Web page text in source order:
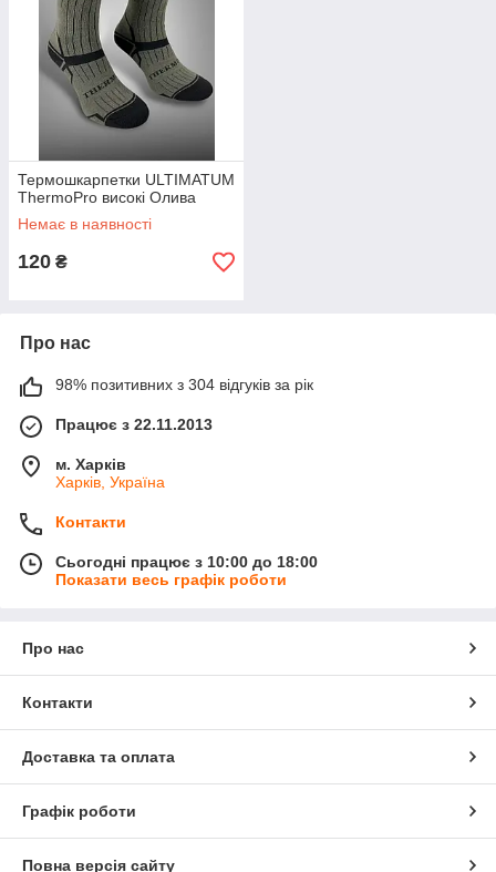
Термошкарпетки ULTIMATUM
ThermoPro високі Олива
Немає в наявності
120 ₴
Про нас
98% позитивних з 304 відгуків за рік
Працює з 22.11.2013
м. Харків
Харків, Україна
Контакти
Сьогодні працює з 10:00 до 18:00
Показати весь графік роботи
Про нас
Контакти
Доставка та оплата
Графік роботи
Повна версія сайту